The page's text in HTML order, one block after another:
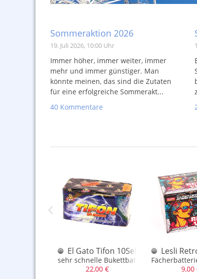
Sommeraktion 2026
19. Juli 2026, 10:00 Uhr
Immer höher, immer weiter, immer
mehr und immer günstiger. Man
könnte meinen, das sind die Zutaten
für eine erfolgreiche Sommerakt...
40 Kommentare
BUNTE Tüte Prem. F1
tollem Inhalt, da hat man ausgesorgt
El Gato Tifon 10Sekunden 1.3G
sehr schnelle Bukettbatterie - ein
22,00 €
Lesli
9,00